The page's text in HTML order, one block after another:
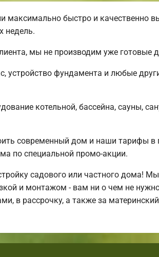
быстро и качественно
недель.
мы не производим уже
устройство фундамента и любые
котельной, бассейна, сауны,
современный дом и наши тарифы в
по специальной промо-акции.
садового или частного дома!
и монтажом - вам ни о чем не
в рассрочку, а также за